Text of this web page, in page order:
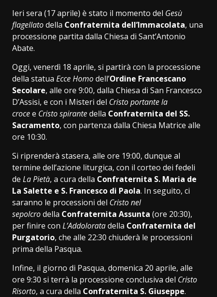
Ieri sera (17 aprile) è stato il momento del Gesù
flagellatodella Confraternita dell’Immacolata, una
processione partita dalla Chiesa di Sant’Antonio
Abate.
Oggi, venerdì 18 aprile, si partirà con la processione
della statua Ecce Homodell’Ordine Francescano
Secolare, alle ore 9:00, dalla Chiesa di San Francesco
D’Assisi, e con i Misteri del Cristo portante la
crocee Cristo spirantedella Confraternita del SS.
Sacramento, con partenza dalla Chiesa Matrice alle
ore 10:30.
Si riprenderà stasera, alle ore 19:00, dunque al
termine dell’azione liturgica, con il corteo dei fedeli
de La Pietà, a cura della Confraternita S. Maria de
La Salette e S. Francesco di Paola. In seguito, ci
saranno le processioni del Cristo nel
sepolcrodella Confraternita Assunta (ore 20:30),
per finire con L’Addoloratadella Confraternita del
Purgatorio, che alle 22:30 chiuderà le processioni
prima della Pasqua.
Infine, il giorno di Pasqua, domenica 20 aprile, alle
ore 9:30 si terrà la processione conclusiva del Cristo
Risorto, a cura della Confraternita S. Giuseppe.